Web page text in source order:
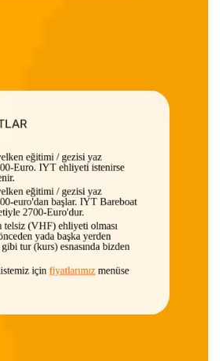
Euro. IYT ehliyeti istenirse
eğitimi / gezisi yaz
euro'dan başlar. IYT Bareboat
2700-Euro'dur.
(VHF) ehliyeti olması
yada başka yerden
tur (kurs) esnasında bizden
için